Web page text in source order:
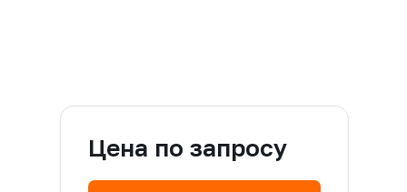
Цена по запросу